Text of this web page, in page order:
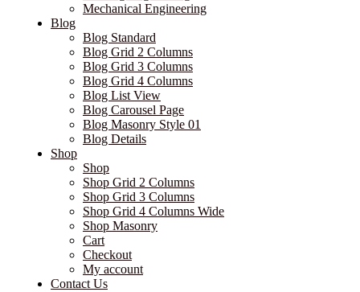
Mechanical Engineering
Blog
Blog Standard
Blog Grid 2 Columns
Blog Grid 3 Columns
Blog Grid 4 Columns
Blog List View
Blog Carousel Page
Blog Masonry Style 01
Blog Details
Shop
Shop
Shop Grid 2 Columns
Shop Grid 3 Columns
Shop Grid 4 Columns Wide
Shop Masonry
Cart
Checkout
My account
Contact Us